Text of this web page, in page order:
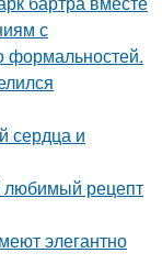
с
формальностей.
сердца и
рецепт
элегантно